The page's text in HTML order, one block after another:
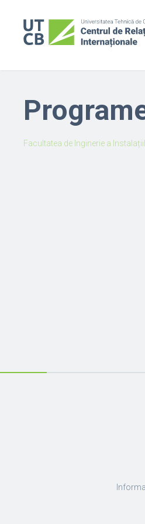
Facultatea de Inginerie a